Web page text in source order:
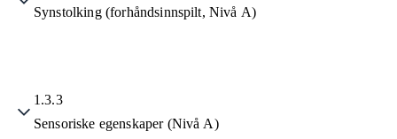
Synstolking (forhåndsinnspilt, Nivå A)
1.3.3
Sensoriske egenskaper (Nivå A)